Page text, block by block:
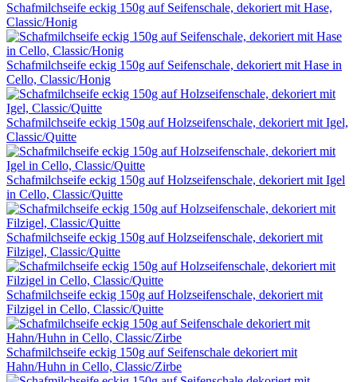
Schafmilchseife eckig 150g auf Seifenschale, dekoriert mit Hase,
Classic/Honig
Schafmilchseife eckig 150g auf Seifenschale, dekoriert mit Hase in
Cello, Classic/Honig
Schafmilchseife eckig 150g auf Holzseifenschale, dekoriert mit Igel,
Classic/Quitte
Schafmilchseife eckig 150g auf Holzseifenschale, dekoriert mit Igel
in Cello, Classic/Quitte
Schafmilchseife eckig 150g auf Holzseifenschale, dekoriert mit
Filzigel, Classic/Quitte
Schafmilchseife eckig 150g auf Holzseifenschale, dekoriert mit
Filzigel in Cello, Classic/Quitte
Schafmilchseife eckig 150g auf Seifenschale dekoriert mit
Hahn/Huhn in Cello, Classic/Zirbe